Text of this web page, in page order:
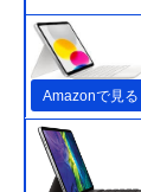
Amazonで見る